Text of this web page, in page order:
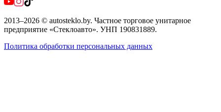
2013–2026 © autosteklo.by. Частное торговое унитарное
предприятие «Стеклоавто». УНП 190831889.
Политика обработки персональных данных